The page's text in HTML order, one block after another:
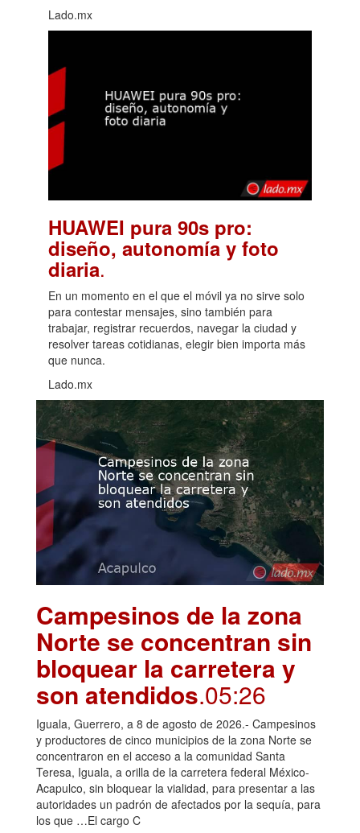
Lado.mx
HUAWEI pura 90s pro:
diseño, autonomía y foto
diaria.
En un momento en el que el móvil ya no sirve solo
para contestar mensajes, sino también para
trabajar, registrar recuerdos, navegar la ciudad y
resolver tareas cotidianas, elegir bien importa más
que nunca.
Lado.mx
Campesinos de la zona
Norte se concentran sin
bloquear la carretera y
son atendidos.05:26
Iguala, Guerrero, a 8 de agosto de 2026.- Campesinos
y productores de cinco municipios de la zona Norte se
concentraron en el acceso a la comunidad Santa
Teresa, Iguala, a orilla de la carretera federal México-
Acapulco, sin bloquear la vialidad, para presentar a las
autoridades un padrón de afectados por la sequía, para
los que …El cargo C